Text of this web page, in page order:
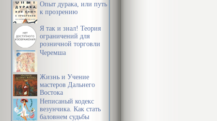
Опыт дурака, или путь
к прозрению
Я так и знал! Теория
ограничений для
розничной торговли
Черемша
Жизнь и Учение
мастеров Дальнего
Востока
Неписаный кодекс
везунчика. Как стать
баловнем судьбы